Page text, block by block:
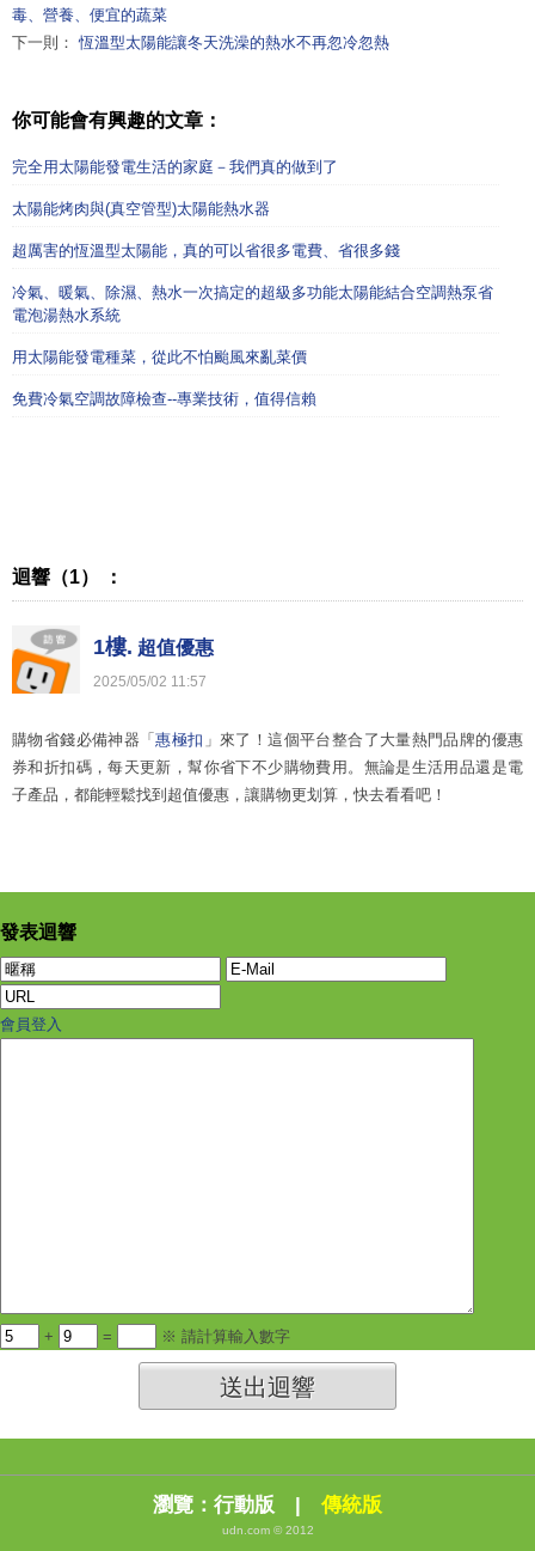
毒、營養、便宜的蔬菜
下一則：恆溫型太陽能讓冬天洗澡的熱水不再忽冷忽熱
你可能會有興趣的文章：
完全用太陽能發電生活的家庭－我們真的做到了
太陽能烤肉與(真空管型)太陽能熱水器
超厲害的恆溫型太陽能，真的可以省很多電費、省很多錢
冷氣、暖氣、除濕、熱水一次搞定的超級多功能太陽能結合空調熱泵省
電泡湯熱水系統
用太陽能發電種菜，從此不怕颱風來亂菜價
免費冷氣空調故障檢查--專業技術，值得信賴
迴響（1） ：
1樓. 超值優惠
2025/05/02 11 :57
購物省錢必備神器「惠極扣 」來了！這個平台整合了大量熱門品牌的優惠
券和折扣碼，每天更新，幫你省下不少購物費用。無論是生活用品還是電
子產品，都能輕鬆找到超值優惠，讓購物更划算，快去看看吧！
發表迴響
會員登入
+ = ※ 請計算輸入數字
送出迴響
瀏覽： 行動版 | 傳統版
udn.com © 2012